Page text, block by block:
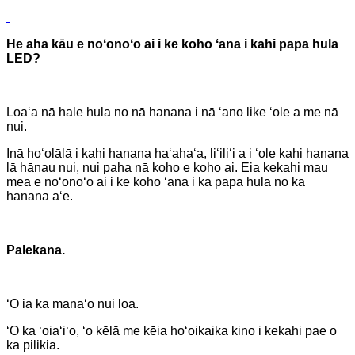
He aha kāu e noʻonoʻo ai i ke koho ʻana i kahi papa hula
LED?
Loaʻa nā hale hula no nā hanana i nā ʻano like ʻole a me nā
nui.
Inā hoʻolālā i kahi hanana haʻahaʻa, liʻiliʻi a i ʻole kahi hanana
lā hānau nui, nui paha nā koho e koho ai. Eia kekahi mau
mea e noʻonoʻo ai i ke koho ʻana i ka papa hula no ka
hanana aʻe.
Palekana.
ʻO ia ka manaʻo nui loa.
ʻO ka ʻoiaʻiʻo, ʻo kēlā me kēia hoʻoikaika kino i kekahi pae o
ka pilikia.